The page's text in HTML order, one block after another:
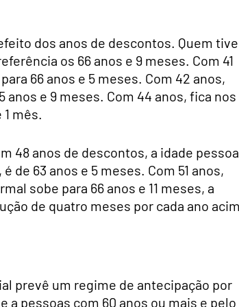
dos anos de descontos. Quem
os 66 anos e 9 meses. Com 41
66 anos e 5 meses. Com 42 anos,
anos e 9 meses. Com 44 anos, fica nos
mês.
48 anos de descontos, a idade
de 63 anos e 5 meses. Com 51 anos,
sobe para 66 anos e 11 meses, a
de quatro meses por cada ano
prevê um regime de antecipação por
pessoas com 60 anos ou mais e pelo